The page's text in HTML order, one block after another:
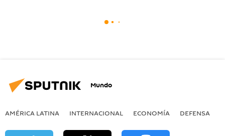
Mundo
AMÉRICA LATINA INTERNACIONAL ECONOMÍA DEFENSA